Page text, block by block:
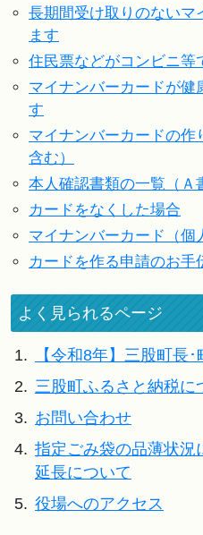
長期間受け取りのないマ
ます
住民票などがコンビニ等
マイナンバーカードが健
す
マイナンバーカードの
含む）
本人確認書類の一覧（Ａ
カードをなくした場合
マイナンバーカード（個
カードを作る申請のお
よく見られるページ
1.
【令和8年】三股町長
2. 三股町ふるさと納税に
3. お問い合わせ
4. 指定ごみ袋の品薄状況
延長について
5. 役場へのアクセス